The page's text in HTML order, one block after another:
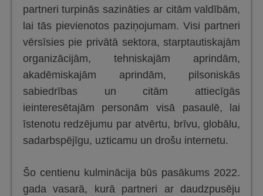
partneri turpinās sazināties ar citām valdībām,
lai tās pievienotos paziņojumam. Visi partneri
vērsīsies pie privātā sektora, starptautiskajām
organizācijām, tehniskajām aprindām,
akadēmiskajām aprindām, pilsoniskās
sabiedrības un citām attiecīgās
ieinteresētajām personām visā pasaulē, lai
īstenotu redzējumu par atvērtu, brīvu, globālu,
sadarbspējīgu, uzticamu un drošu internetu.
Šo centienu kulminācija būs pasākums 2022.
gada vasarā, kurā partneri ar daudzpusēju